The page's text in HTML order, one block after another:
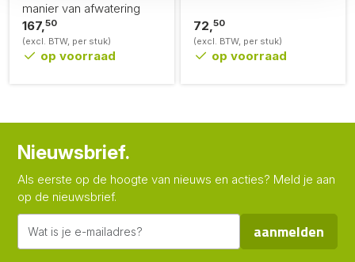
manier van afwatering
167,50
(excl. BTW, per stuk)
op voorraad
72,50
(excl. BTW, per stuk)
op voorraad
Nieuwsbrief.
Als eerste op de hoogte van nieuws en acties? Meld je aan
op de nieuwsbrief.
aanmelden